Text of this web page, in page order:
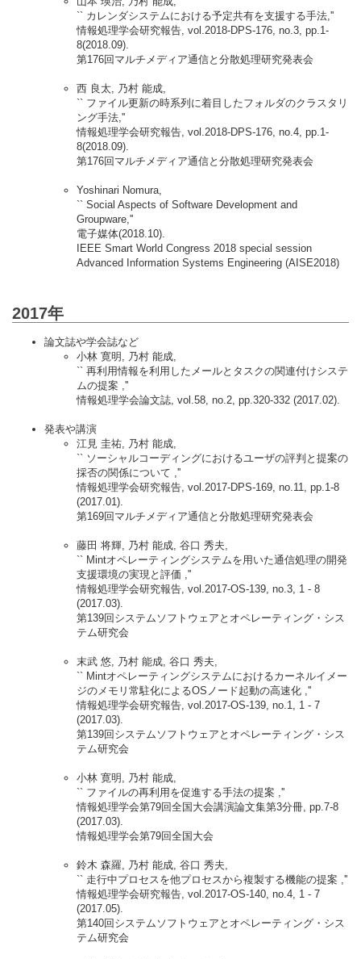
`` カレンダシステムにおける予定共有を支援する手法,''
情報処理学会研究報告, vol.2018-DPS-176, no.3, pp.1-
8(2018.09).
第176回マルチメディア通信と分散処理研究発表会
西 良太, 乃村 能成,
`` ファイル更新の時系列に着目したフォルダのクラスタリ
ング手法,''
情報処理学会研究報告, vol.2018-DPS-176, no.4, pp.1-
8(2018.09).
第176回マルチメディア通信と分散処理研究発表会
Yoshinari Nomura,
`` Social Aspects of Software Development and
Groupware,''
電子媒体(2018.10).
IEEE Smart World Congress 2018 special session
Advanced Information Systems Engineering (AISE2018)
2017年
論文誌や学会誌など
小林 寛明, 乃村 能成,
`` 再利用情報を利用したメールとタスクの関連付けシステ
ムの提案 ,''
情報処理学会論文誌, vol.58, no.2, pp.320-332 (2017.02).
発表や講演
江見 圭祐, 乃村 能成,
`` ソーシャルコーディングにおけるユーザの評判と提案の
採否の関係について ,''
情報処理学会研究報告, vol.2017-DPS-169, no.11, pp.1-8
(2017.01).
第169回マルチメディア通信と分散処理研究発表会
藤田 将輝, 乃村 能成, 谷口 秀夫,
`` Mintオペレーティングシステムを用いた通信処理の開発
支援環境の実現と評価 ,''
情報処理学会研究報告, vol.2017-OS-139, no.3, 1 - 8
(2017.03).
第139回システムソフトウェアとオペレーティング・シス
テム研究会
末武 悠, 乃村 能成, 谷口 秀夫,
`` Mintオペレーティングシステムにおけるカーネルイメー
ジのメモリ常駐化によるOSノード起動の高速化 ,''
情報処理学会研究報告, vol.2017-OS-139, no.1, 1 - 7
(2017.03).
第139回システムソフトウェアとオペレーティング・シス
テム研究会
小林 寛明, 乃村 能成,
`` ファイルの再利用を促進する手法の提案 ,''
情報処理学会第79回全国大会講演論文集第3分冊, pp.7-8
(2017.03).
情報処理学会第79回全国大会
鈴木 森羅, 乃村 能成, 谷口 秀夫,
`` 走行中プロセスを他プロセスから複製する機能の提案 ,''
情報処理学会研究報告, vol.2017-OS-140, no.4, 1 - 7
(2017.05).
第140回システムソフトウェアとオペレーティング・シス
テム研究会